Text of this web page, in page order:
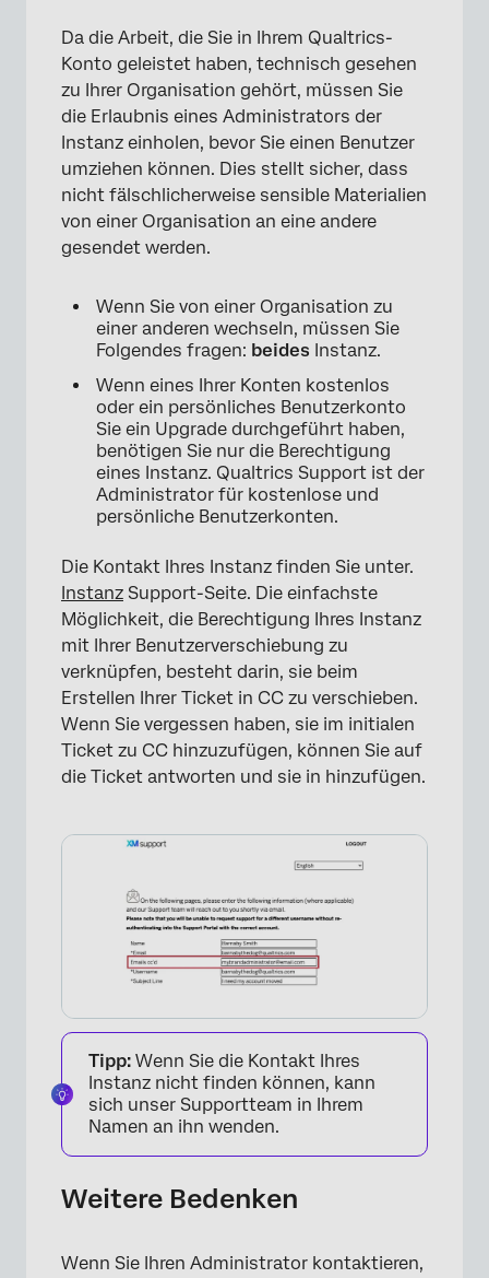
Da die Arbeit, die Sie in Ihrem Qualtrics-
Konto geleistet haben, technisch gesehen
zu Ihrer Organisation gehört, müssen Sie
die Erlaubnis eines Administrators der
Instanz einholen, bevor Sie einen Benutzer
umziehen können. Dies stellt sicher, dass
nicht fälschlicherweise sensible Materialien
von einer Organisation an eine andere
gesendet werden.
Wenn Sie von einer Organisation zu
einer anderen wechseln, müssen Sie
Folgendes fragen: beides Instanz.
Wenn eines Ihrer Konten kostenlos
oder ein persönliches Benutzerkonto
Sie ein Upgrade durchgeführt haben,
benötigen Sie nur die Berechtigung
eines Instanz. Qualtrics Support ist der
Administrator für kostenlose und
persönliche Benutzerkonten.
Die Kontakt Ihres Instanz finden Sie unter.
Instanz Support-Seite. Die einfachste
Möglichkeit, die Berechtigung Ihres Instanz
mit Ihrer Benutzerverschiebung zu
verknüpfen, besteht darin, sie beim
Erstellen Ihrer Ticket in CC zu verschieben.
Wenn Sie vergessen haben, sie im initialen
Ticket zu CC hinzuzufügen, können Sie auf
die Ticket antworten und sie in hinzufügen.
Tipp: Wenn Sie die Kontakt Ihres
Instanz nicht finden können, kann
sich unser Supportteam in Ihrem
Namen an ihn wenden.
Weitere Bedenken
Wenn Sie Ihren Administrator kontaktieren,